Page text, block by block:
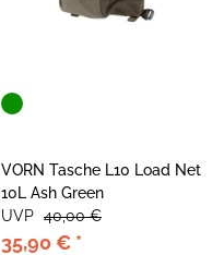
VORN Tasche L10 Load Net
10L Ash Green
35,90 € *
UVP 40,00 €